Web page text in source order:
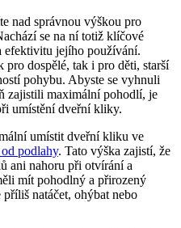
nad ‌správnou výškou⁣ pro
se na ní totiž ⁢klíčové
efektivitu​ jejího⁤ používání.
dospělé, tak i pro děti, starší
pohybu. Abyste se‍ vyhnuli
zajistili maximální ‍pohodlí, je
umístění dveřní kliky.
​umístit ⁤dveřní kliku ve
podlahy. Tato⁣ výška‌ zajistí, že
ani nahoru při otvírání ⁤a
mít pohodlný a přirozený
natáčet, ohýbat nebo